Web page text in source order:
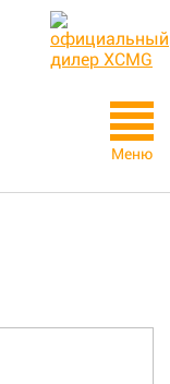
Меню